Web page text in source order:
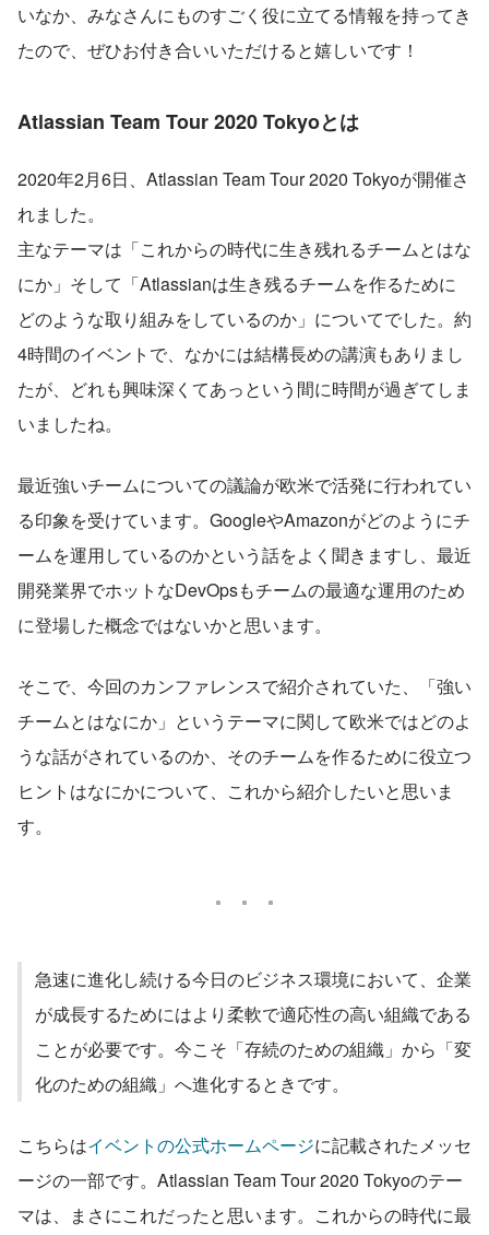
いなか、みなさんにものすごく役に立てる情報を持ってき
たので、ぜひお付き合いいただけると嬉しいです！
Atlassian Team Tour 2020 Tokyoとは
2020年2月6日、Atlassian Team Tour 2020 Tokyoが開催さ
れました。
主なテーマは「これからの時代に生き残れるチームとはな
にか」そして「Atlassianは生き残るチームを作るために
どのような取り組みをしているのか」についてでした。約
4時間のイベントで、なかには結構長めの講演もありまし
たが、どれも興味深くてあっという間に時間が過ぎてしま
いましたね。
最近強いチームについての議論が欧米で活発に行われてい
る印象を受けています。GoogleやAmazonがどのようにチ
ームを運用しているのかという話をよく聞きますし、最近
開発業界でホットなDevOpsもチームの最適な運用のため
に登場した概念ではないかと思います。
そこで、今回のカンファレンスで紹介されていた、「強い
チームとはなにか」というテーマに関して欧米ではどのよ
うな話がされているのか、そのチームを作るために役立つ
ヒントはなにかについて、これから紹介したいと思いま
す。
急速に進化し続ける今日のビジネス環境において、企業
が成長するためにはより柔軟で適応性の高い組織である
ことが必要です。今こそ「存続のための組織」から「変
化のための組織」へ進化するときです。
こちらはイベントの公式ホームページに記載されたメッセ
ージの一部です。Atlassian Team Tour 2020 Tokyoのテー
マは、まさにこれだったと思います。これからの時代に最